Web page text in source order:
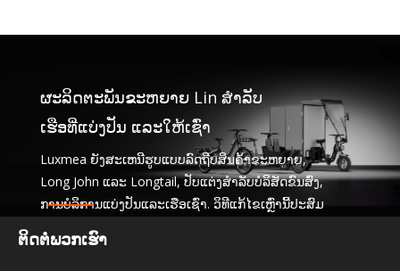
ຜະລິດຕະພັນຂະຫຍາຍ Lin ສໍາລັບ
ເຮືອທີ່ແບ່ງປັນ ແລະໃຫ້ເຊົ່າ
Luxmea ຍັງສະເຫນີຮູບແບບລົດຖີບສິນຄ້າຂະຫຍາຍ,
Long John ແລະ Longtail, ປັບແຕ່ງສໍາລັບບໍລິສັດຂົນສົ່ງ,
ການ​ບໍ​ລິ​ການ​ແບ່ງ​ປັນ​ແລະ​ເຮືອ​ເຊົ່າ​. ວິທີແກ້ໄຂເຫຼົ່ານີ້ປະສົມ
ປະສານການທໍາງານ
ມີຄວາມຍືດຫຍຸ່ນສໍາລັບທຸລະກິດຂະຫຍາຍການເຄື່ອນຍ້າຍແບບ
ຕິດຕໍ່ພວກເຮົາ